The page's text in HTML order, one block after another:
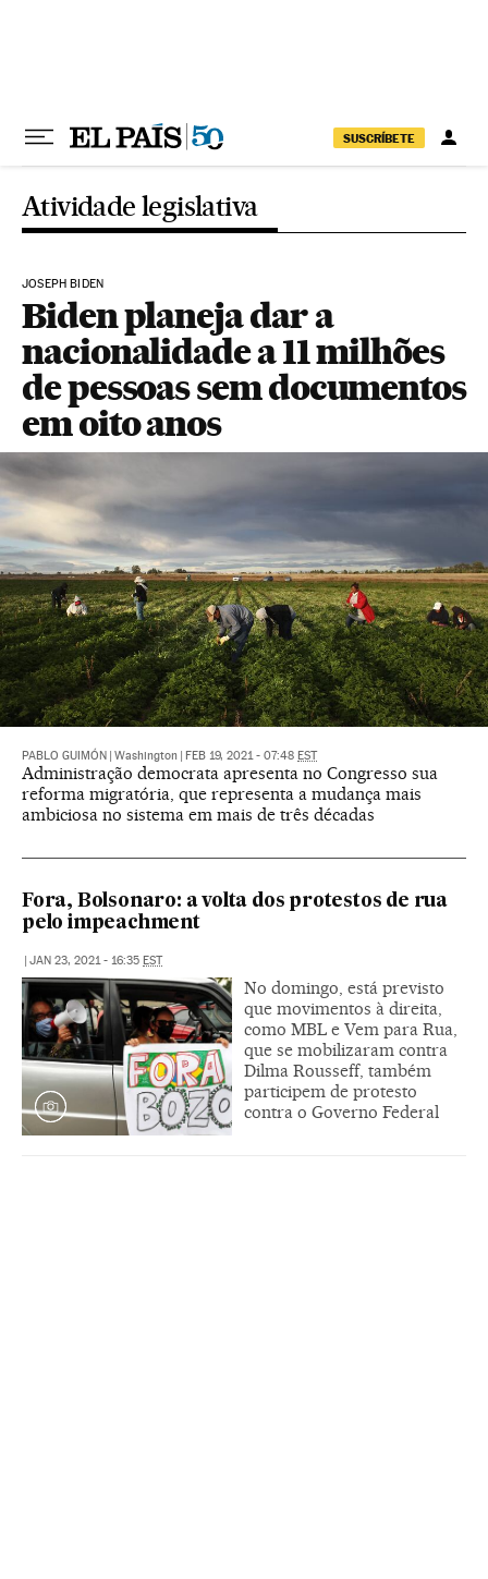
SUSCRÍBETE
Atividade legislativa
JOSEPH BIDEN
Biden planeja dar a
nacionalidade a 11 milhões
de pessoas sem documentos
em oito anos
PABLO GUIMÓN Washington FEB 19, 2021 - 07:48 EST
Administração democrata apresenta no Congresso sua
reforma migratória, que representa a mudança mais
ambiciosa no sistema em mais de três décadas
Fora, Bolsonaro: a volta dos protestos de rua
pelo impeachment
JAN 23, 2021 - 16:35 EST
No domingo, está previsto
que movimentos à direita,
como MBL e Vem para Rua,
que se mobilizaram contra
Dilma Rousseff, também
participem de protesto
contra o Governo Federal